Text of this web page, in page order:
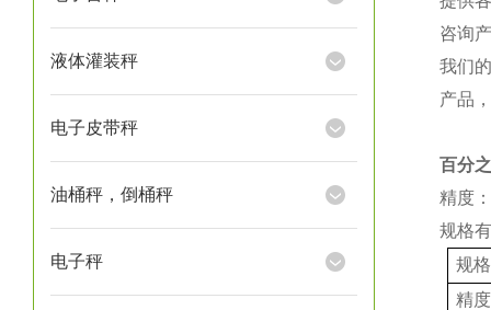
液体灌装秤
电子皮带秤
油桶秤，倒桶秤
电子秤
咨询
我们
产品
百分
精度
规格
规格
精度